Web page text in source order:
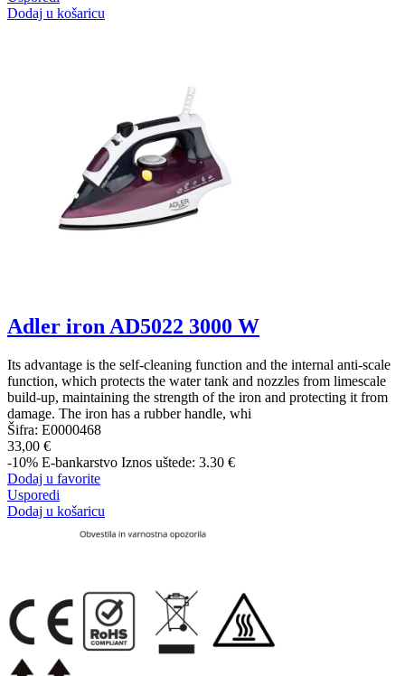
Dodaj u košaricu
Adler iron AD5022 3000 W
Its advantage is the self-cleaning function and the internal anti-scale
function, which protects the water tank and nozzles from limescale
build-up, maintaining the strength of the iron and protecting it from
damage. The iron has a rubber handle, whi
Šifra: E0000468
33,00 €
-10% E-bankarstvo Iznos uštede: 3.30 €
Dodaj u favorite
Usporedi
Dodaj u košaricu